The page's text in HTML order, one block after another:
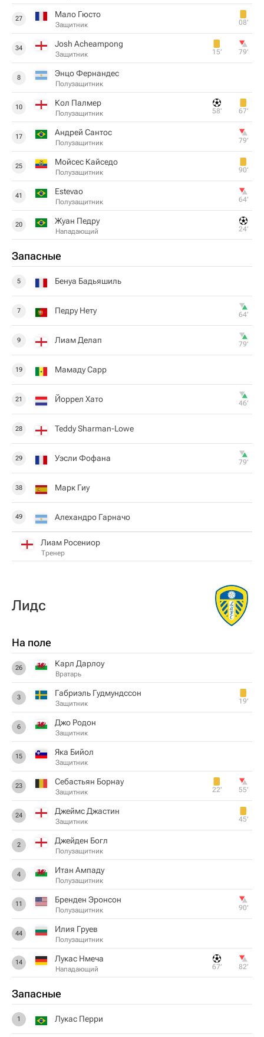
27 Мало Гюсто
Защитник 08‎’‎
34 Josh Acheampong
Защитник 15‎’‎ 79‎’‎
8 Энцо Фернандес
Полузащитник
10 Кол Палмер
Полузащитник 58‎’‎ 67‎’‎
17 Андрей Сантос
Полузащитник 79‎’‎
25 Мойсес Кайседо
Полузащитник 90‎’‎
41 Estevao
Полузащитник 64‎’‎
20 Жуан Педру
Нападающий 24‎’‎
Запасные
5 Бенуа Бадьяшиль
7 Педру Нету 64‎’‎
9 Лиам Делап 79‎’‎
19 Мамаду Сарр
21 Йоррел Хато 46‎’‎
28 Teddy Sharman-Lowe
29 Уэсли Фофана 79‎’‎
38 Марк Гиу
49 Алехандро Гарначо
Лиам Росениор
Тренер
Лидс
На поле
26 Карл Дарлоу
Вратарь
3 Габриэль Гудмундссон
Защитник 19‎’‎
6 Джо Родон
Защитник
15 Яка Бийол
Защитник
23 Себастьян Борнау
Защитник 22‎’‎ 55‎’‎
24 Джеймс Джастин
Защитник 45‎’‎
2 Джейден Богл
Полузащитник
4 Итан Ампаду
Полузащитник
11 Бренден Эронсон
Полузащитник 90‎’‎
44 Илия Груев
Полузащитник
14 Лукас Нмеча
Нападающий 67‎’‎ 82‎’‎
Запасные
1 Лукас Перри